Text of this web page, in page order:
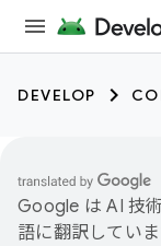
DEVELOP
Google は AI 技
語に翻訳してい